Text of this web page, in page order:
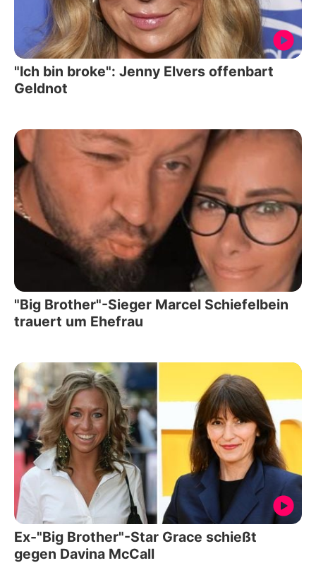
"Ich bin broke": Jenny Elvers offenbart
Geldnot
"Big Brother"-Sieger Marcel Schiefelbein
trauert um Ehefrau
Ex-"Big Brother"-Star Grace schießt
gegen Davina McCall